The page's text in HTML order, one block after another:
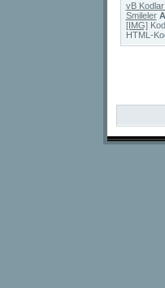
vB Kodları
Smileler
[IMG]
HTML-